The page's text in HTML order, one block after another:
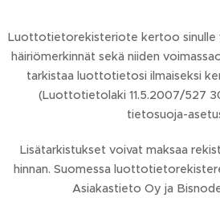
Luot­to­tie­to­re­kis­te­rio­te ker­too si­nul­le
häi­riö­mer­kin­nät sekä nii­den
tarkistaa luottotietosi ilmaiseksi
(Luottotietolaki 11.5.2007/527
tietosuoja-
Lisätarkistukset voivat maksaa
hinnan. Suomessa
Asiakastieto Oy ja